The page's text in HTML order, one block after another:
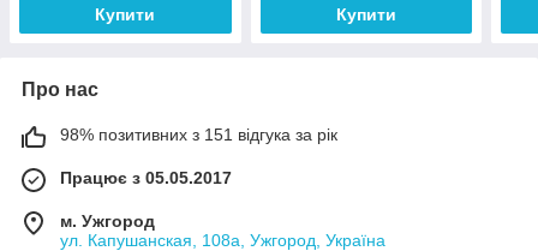
Купити Купити
Про нас
98% позитивних з 151 відгука за рік
Працює з 05.05.2017
м. Ужгород
ул. Капушанская, 108а, Ужгород, Україна